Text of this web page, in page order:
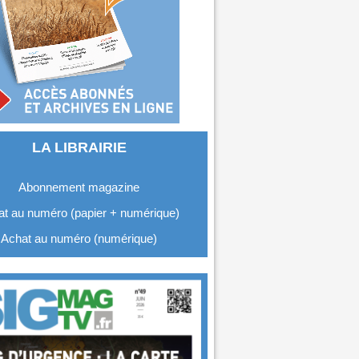
LA LIBRAIRIE
Abonnement magazine
au numéro (papier + numérique)
Achat au numéro (numérique)